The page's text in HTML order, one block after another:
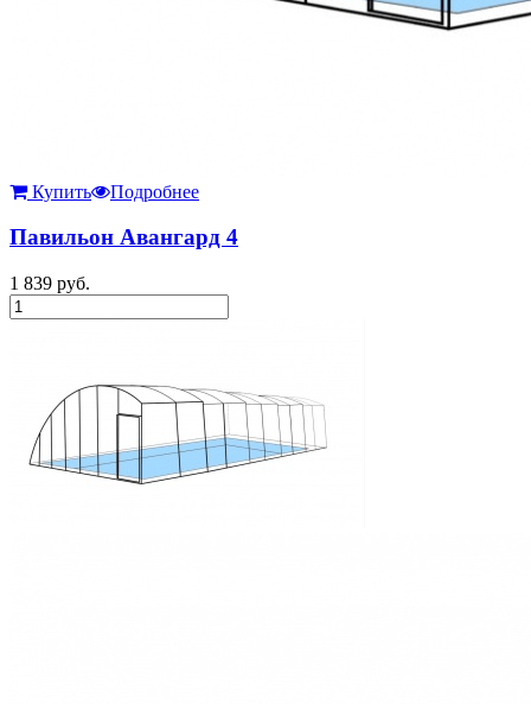
Купить Подробнее
Павильон Авангард 4
1 839 руб.